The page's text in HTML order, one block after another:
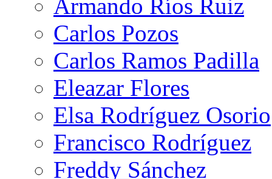
Armando Ríos Ruiz
Carlos Pozos
Carlos Ramos Padilla
Eleazar Flores
Elsa Rodríguez Osorio
Francisco Rodríguez
Freddy Sánchez